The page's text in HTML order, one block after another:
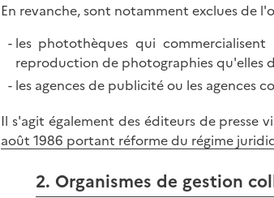
En revanche, sont notamment exclues de
les photothèques qui
reproduction de photographies qu'elles
les agences de publicité ou les agences
Il s'agit également des éditeurs de presse
août 1986 portant réforme du régime
2. Organismes de gestion